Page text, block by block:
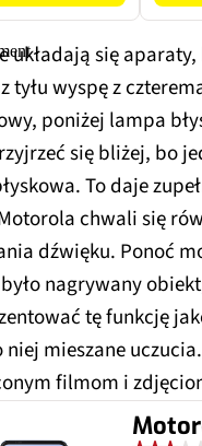
układają się
tyłu wyspę z
poniżej lampa
się bliżej, bo
To daje
chwali się
dźwięku. Ponoć
nagrywany
tę funkcję
mieszane
filmom i